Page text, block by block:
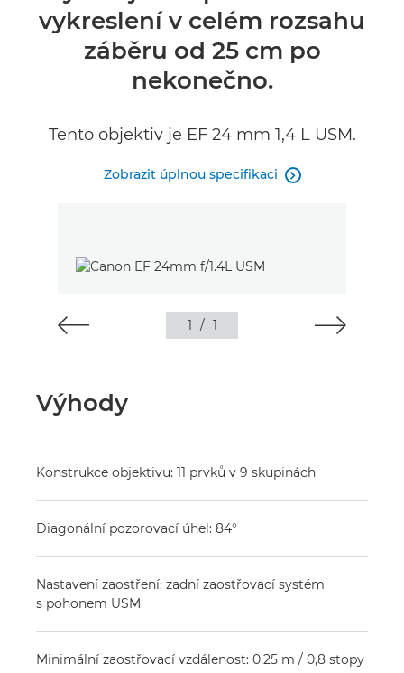
Recenze
vykreslení v celém rozsahu
záběru od 25 cm po
nekonečno.
Tento objektiv je EF 24 mm 1,4 L USM.
Zobrazit úplnou specifikaci 
1 / 1
Výhody
Konstrukce objektivu: 11 prvků v 9 skupinách
Diagonální pozorovací úhel: 84°
Nastavení zaostření: zadní zaostřovací systém
s pohonem USM
Minimální zaostřovací vzdálenost: 0,25 m / 0,8 stopy